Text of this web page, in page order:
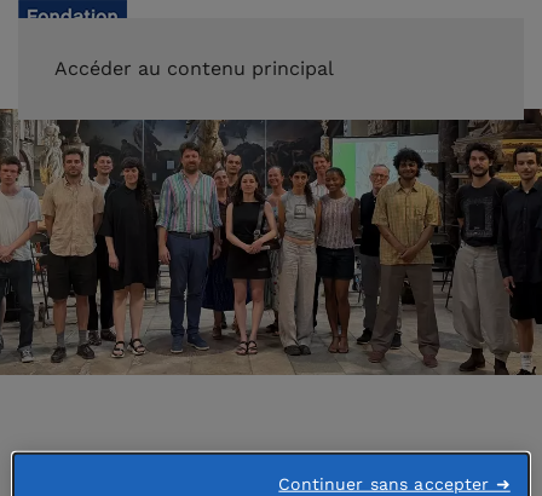
Accéder au contenu principal
Continuer sans accepter ➜